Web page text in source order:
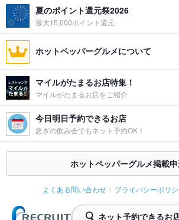
備考 －
夏のポイント還元祭2026
最大15,000ポイント還元
ホットペッパーグルメについて
マイルがたまるお店特集！
マイルがたまるお店をご紹介
今日明日予約できるお店
急ぎの飲み会でもネット予約OK！
ホットペッパーグルメ掲載
よくある問い合わせ プライバシーポリ
(C) Recruit Co., Ltd.
ネット予約できるお